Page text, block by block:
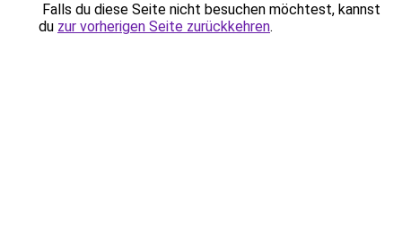
Falls du diese Seite nicht besuchen möchtest, kannst
du zur vorherigen Seite zurückkehren.